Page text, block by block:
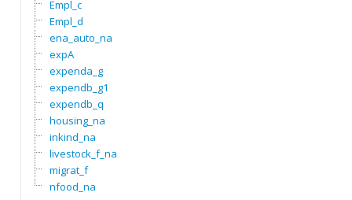
Empl_c
Empl_d
ena_auto_na
expA
expenda_g
expendb_g1
expendb_q
housing_na
inkind_na
livestock_f_na
migrat_f
nfood_na